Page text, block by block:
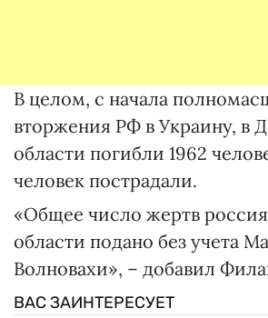
В целом, с начала
вторжения РФ в Украину, в
области погибли 1962
человек пострадали.
«Общее число жертв
области подано без учета
Волновахи», – добавил
ВАС ЗАИНТЕРЕСУЕТ